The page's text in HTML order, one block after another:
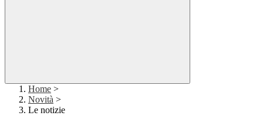
Home >
Novità >
Le notizie